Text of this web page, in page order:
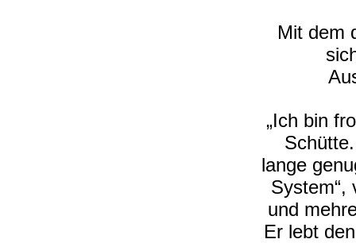
Mit dem
„Ich bin
lange
System“,
und
Er lebt